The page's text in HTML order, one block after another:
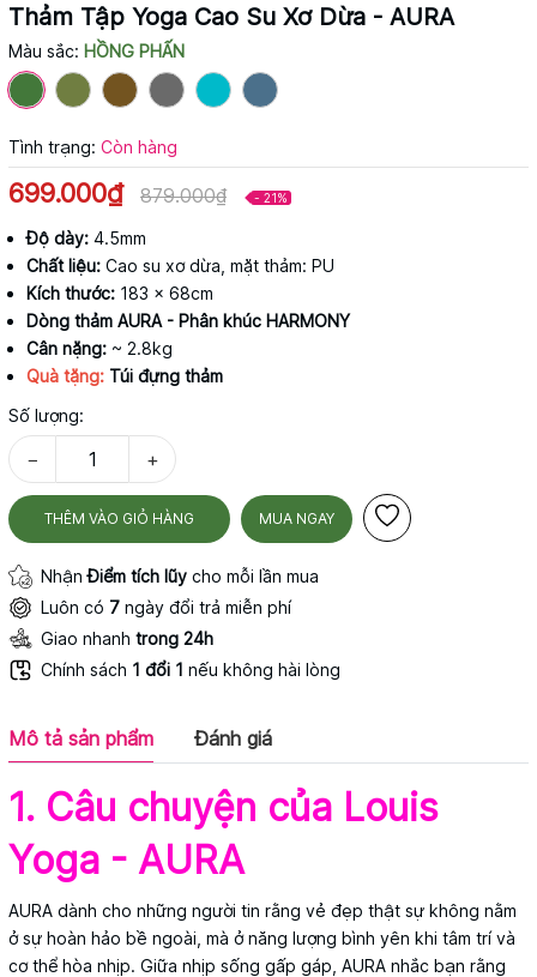
Thảm Tập Yoga Cao Su Xơ Dừa - AURA
Màu sắc: HỒNG PHẤN
Tình trạng: Còn hàng
699.000₫ 879.000₫ - 21%
Độ dày: 4.5mm
Chất liệu: Cao su xơ dừa, mặt thảm: PU
Kích thước: 183 x 68cm
Dòng thảm AURA - Phân khúc HARMONY
Cân nặng: ~ 2.8kg
Quà tặng: Túi đựng thảm
Số lượng:
− +
THÊM VÀO GIỎ HÀNG MUA NGAY
Nhận Điểm tích lũy cho mỗi lần mua
Luôn có 7 ngày đổi trả miễn phí
Giao nhanh trong 24h
Chính sách 1 đổi 1 nếu không hài lòng
Mô tả sản phẩm Đánh giá
1. Câu chuyện của Louis
Yoga - AURA
AURA dành cho những người tin rằng vẻ đẹp thật sự không nằm
ở sự hoàn hảo bề ngoài, mà ở năng lượng bình yên khi tâm trí và
cơ thể hòa nhịp. Giữa nhịp sống gấp gáp, AURA nhắc bạn rằng